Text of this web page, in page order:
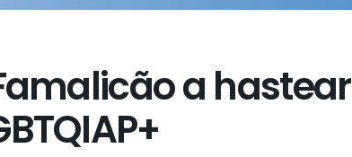
a hastear